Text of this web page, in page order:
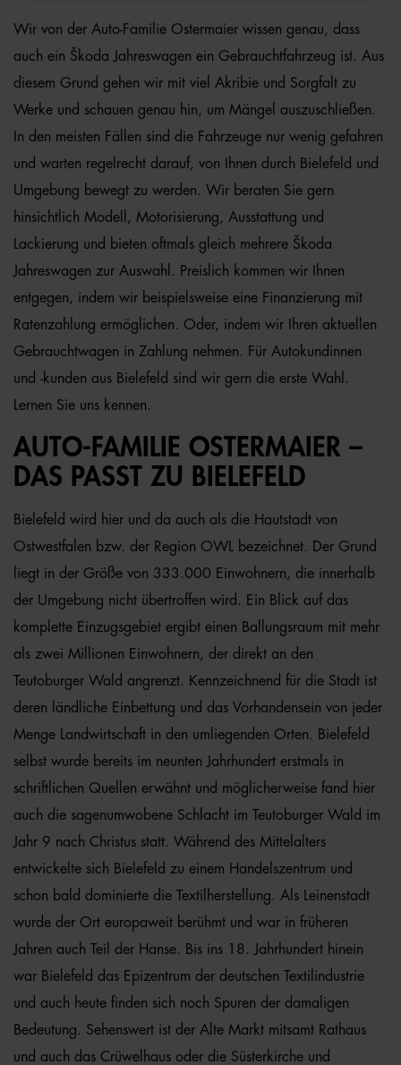
Wir von der Auto-Familie Ostermaier wissen genau, dass
auch ein Škoda Jahreswagen ein Gebrauchtfahrzeug ist. Aus
diesem Grund gehen wir mit viel Akribie und Sorgfalt zu
Werke und schauen genau hin, um Mängel auszuschließen.
In den meisten Fällen sind die Fahrzeuge nur wenig gefahren
und warten regelrecht darauf, von Ihnen durch Bielefeld und
Umgebung bewegt zu werden. Wir beraten Sie gern
hinsichtlich Modell, Motorisierung, Ausstattung und
Lackierung und bieten oftmals gleich mehrere Škoda
Jahreswagen zur Auswahl. Preislich kommen wir Ihnen
entgegen, indem wir beispielsweise eine Finanzierung mit
Ratenzahlung ermöglichen. Oder, indem wir Ihren aktuellen
Gebrauchtwagen in Zahlung nehmen. Für Autokundinnen
und -kunden aus Bielefeld sind wir gern die erste Wahl.
Lernen Sie uns kennen.
AUTO-FAMILIE OSTERMAIER –
DAS PASST ZU BIELEFELD
Bielefeld wird hier und da auch als die Hautstadt von
Ostwestfalen bzw. der Region OWL bezeichnet. Der Grund
liegt in der Größe von 333.000 Einwohnern, die innerhalb
der Umgebung nicht übertroffen wird. Ein Blick auf das
komplette Einzugsgebiet ergibt einen Ballungsraum mit mehr
als zwei Millionen Einwohnern, der direkt an den
Teutoburger Wald angrenzt. Kennzeichnend für die Stadt ist
deren ländliche Einbettung und das Vorhandensein von jeder
Menge Landwirtschaft in den umliegenden Orten. Bielefeld
selbst wurde bereits im neunten Jahrhundert erstmals in
schriftlichen Quellen erwähnt und möglicherweise fand hier
auch die sagenumwobene Schlacht im Teutoburger Wald im
Jahr 9 nach Christus statt. Während des Mittelalters
entwickelte sich Bielefeld zu einem Handelszentrum und
schon bald dominierte die Textilherstellung. Als Leinenstadt
wurde der Ort europaweit berühmt und war in früheren
Jahren auch Teil der Hanse. Bis ins 18. Jahrhundert hinein
war Bielefeld das Epizentrum der deutschen Textilindustrie
und auch heute finden sich noch Spuren der damaligen
Bedeutung. Sehenswert ist der Alte Markt mitsamt Rathaus
und auch das Crüwelhaus oder die Süsterkirche und